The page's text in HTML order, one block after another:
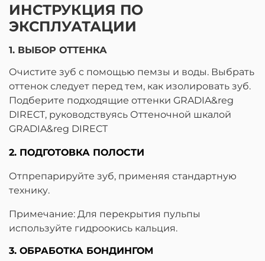
ИНСТРУКЦИЯ ПО
ЭКСПЛУАТАЦИИ
1. ВЫБОР ОТТЕНКА
Очистите зуб с помощью пемзы и воды. Выбрать
оттенок следует перед тем, как изолировать зуб.
Подберите подходящие оттенки GRADIA&reg
DIRECT, руководствуясь Оттеночной шкалой
GRADIA&reg DIRECT
2. ПОДГОТОВКА ПОЛОСТИ
Отпрепарируйте зуб, применяя стандартную
технику.
Примечание: Для перекрытия пульпы
используйте гидроокись кальция.
3. ОБРАБОТКА БОНДИНГОМ